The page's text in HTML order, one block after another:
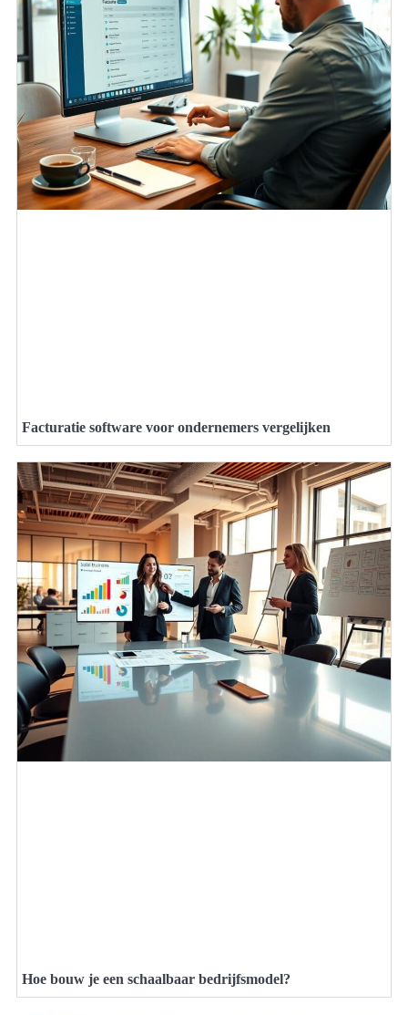
Facturatie software voor ondernemers vergelijken
Hoe bouw je een schaalbaar bedrijfsmodel?